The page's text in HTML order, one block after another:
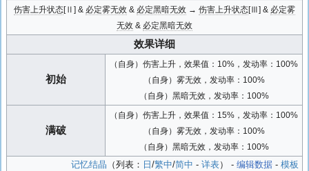
伤害上升状态[Ⅱ] & 必定雾无效 & 必定黑暗无效 → 伤害上升状态[Ⅲ] & 必定雾
无效 & 必定黑暗无效
效果详细
初始
（自身）伤害上升，效果值：10%，发动率：100%
（自身）雾无效，发动率：100%
（自身）黑暗无效，发动率：100%
满破
（自身）伤害上升，效果值：15%，发动率：100%
（自身）雾无效，发动率：100%
（自身）黑暗无效，发动率：100%
记忆结晶 （列表： 日 /繁中/简中 - 详表） - 编辑数据- 模板